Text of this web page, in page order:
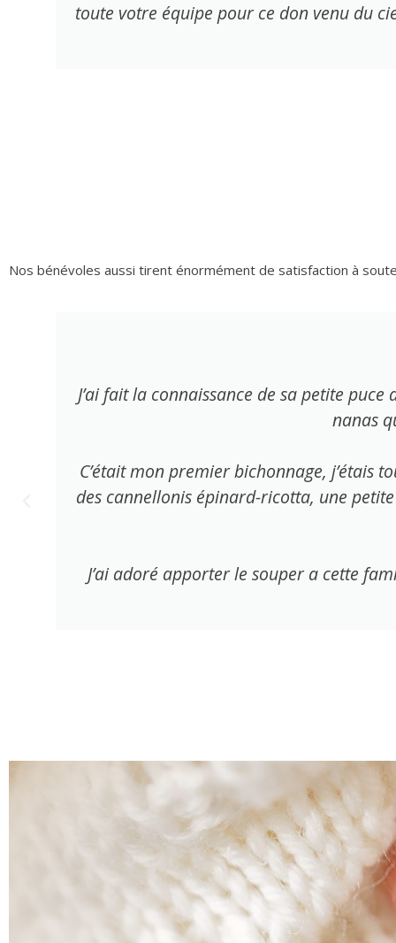
toute votre équipe pour ce don venu du
Nos bénévoles aussi tirent énormément de satisfaction à
J’ai fait la connaissance de sa petite
nanas
C’était mon premier bichonnage, j’étais
des cannellonis épinard-ricotta, une
J’ai adoré apporter le souper a cette